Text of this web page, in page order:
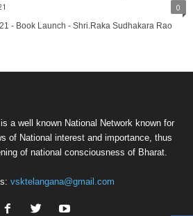
0
- Book Launch - Shri.Raka Sudhakara Rao
a well known National Network known for
of National interest and importance, thus
of national consciousness of Bharat.
vsktelangana@gmail.com